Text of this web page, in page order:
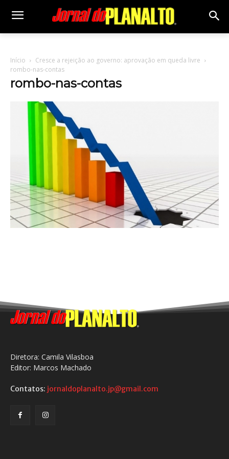
Início
Cresce a rejeição ao governo: aprovação em queda livre
rombo-nas-contas
rombo-nas-contas
Diretora: Camila Vilasboa
Editor: Marcos Machado
Contatos: jornaldoplanalto.jp@gmail.com